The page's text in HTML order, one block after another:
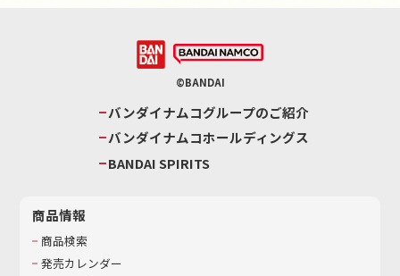
©BANDAI
バンダイナムコグループのご紹介
バンダイナムコホールディングス
BANDAI SPIRITS
商品情報
商品検索
発売カレンダー